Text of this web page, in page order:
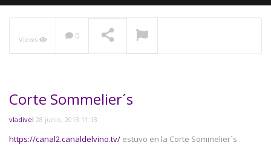
Views 0
Corte Sommelier´s
vladivel 28 junio, 2013 11:13
https://canal2.canaldelvino.tv/ estuvo en la Corte Sommelier´s